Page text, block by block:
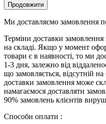
Продовжити
Ми доставляємо замовлення
Терміни доставки замовлення
на складі. Якщо у момент
товари є в наявності, то ми
1-3 дня, залежно від
що замовляється, відсутній
доставки замовлення може
намагаємося доставляти
90% замовлень клієнтів
Способи оплати :